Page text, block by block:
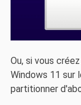
Ou, si vous
Windows 11 sur
partitionner